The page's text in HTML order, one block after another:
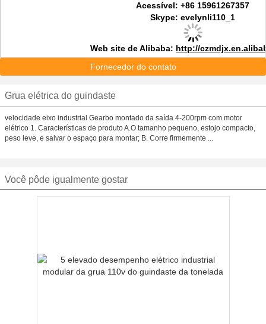
Acessível: +86 15961267357
Skype: evelynli110_1
Web site de Alibaba: http://
Fornecedor do contato
Grua elétrica do guindaste
velocidade eixo industrial Gearbo montado da saída 4-200rpm com motor
elétrico 1. Características de produto A.O tamanho pequeno, estojo compacto,
peso leve, e salvar o espaço para montar; B. Corre firmemente ...
Você pôde igualmente gostar